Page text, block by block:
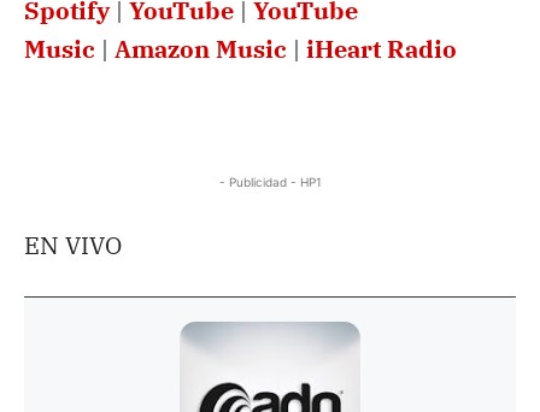
Spotify| YouTube | YouTube
Music | Amazon Music | iHeart Radio
- Publicidad - HP1
EN VIVO